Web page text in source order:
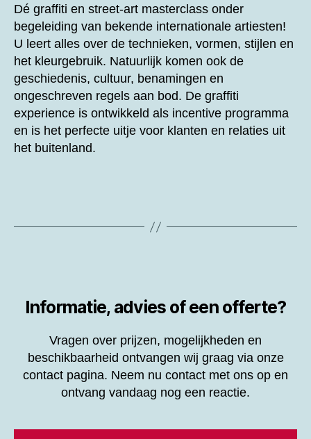
Dé graffiti en street-art masterclass onder
begeleiding van bekende internationale artiesten!
U leert alles over de technieken, vormen, stijlen en
het kleurgebruik. Natuurlijk komen ook de
geschiedenis, cultuur, benamingen en
ongeschreven regels aan bod. De graffiti
experience is ontwikkeld als incentive programma
en is het perfecte uitje voor klanten en relaties uit
het buitenland.
Informatie, advies of een offerte?
Vragen over prijzen, mogelijkheden en
beschikbaarheid ontvangen wij graag via onze
contact pagina. Neem nu contact met ons op en
ontvang vandaag nog een reactie.